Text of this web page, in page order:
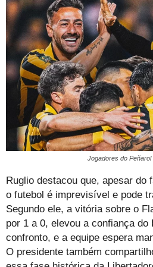
Jogadores do
Ruglio destacou que, apesar do
o futebol é imprevisível e pode
Segundo ele, a vitória sobre o
por 1 a 0, elevou a confiança do
confronto, e a equipe espera
O presidente também